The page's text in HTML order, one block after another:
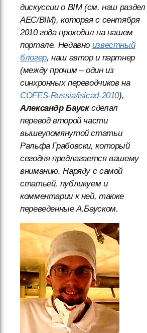
дискуссии о BIM (см. наш раздел
AEC/BIM), которая с сентября
2010 года проходил на нашем
портале. Недавно известный
блогер, наш автор и партнер
(между прочим – один из
синхронных переводчиков на
COFES-Russia/isicad-2010),
Александр Баусксделал
перевод второй части
вышеупомянутой статьи
Ральфа Грабовски, который
сегодня предлагается вашему
вниманию. Наряду с самой
статьей, публикуем и
комментарии к ней, также
переведенные А.Бауском.